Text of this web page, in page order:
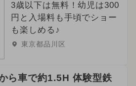
3歳以下は無料！幼児は300
円と入場料も手頃でショー
も楽しめる♪
東京都品川区
ら車で約1.5H 体験型鉄